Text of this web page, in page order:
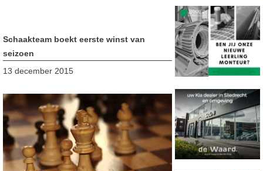
Schaakteam boekt eerste winst van
seizoen
13 december 2015